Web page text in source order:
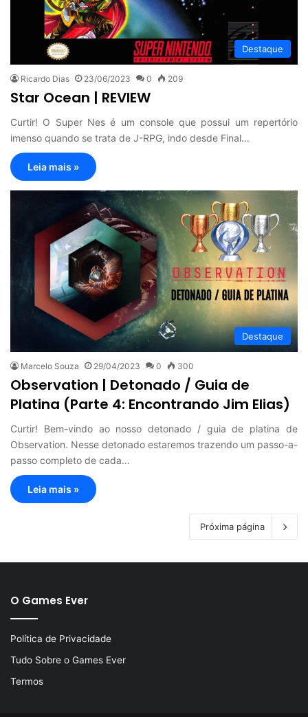
Destaque
Ricardo Dias 23/06/2023 0 209
Star Ocean | REVIEW
Curtir! O Super Nes é um console que possui um repertório
imenso quando se trata de J-RPG, indo desde Final…
Leia mais »
Destaque
Marcelo Souza 29/04/2023 0 300
Observation | Detonado / Guia de
Platina (Parte 4: Encontrando Jim Elias)
Curtir! Bem-vindo ao nosso detonado / guia de platina de
Observation. Nesse detonado estaremos trazendo um passo-a-
passo completo de cada…
Leia mais »
Próxima página
O Games Ever
Política de Privacidade
Tudo Sobre o Games Ever
Termos